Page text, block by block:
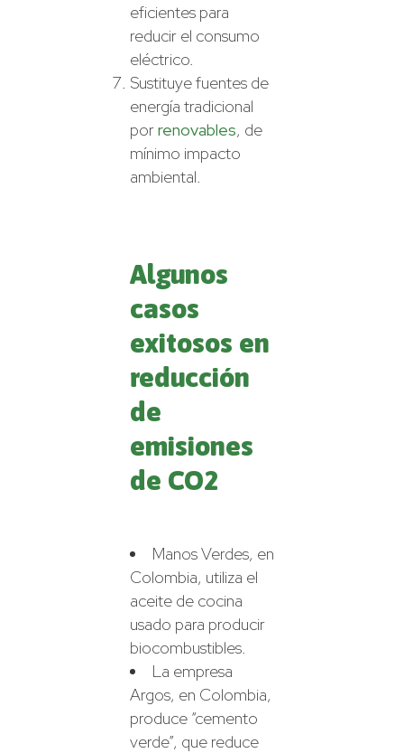
eficientes para
reducir el consumo
eléctrico.
Sustituye fuentes de
energía tradicional
porrenovables, de
mínimo impacto
ambiental.
Algunos
casos
exitosos en
reducción
de
emisiones
de CO2
Manos Verdes, en
Colombia, utiliza el
aceite de cocina
usado para producir
biocombustibles.
La empresa
Argos, en Colombia,
produce “cemento
verde”, que reduce